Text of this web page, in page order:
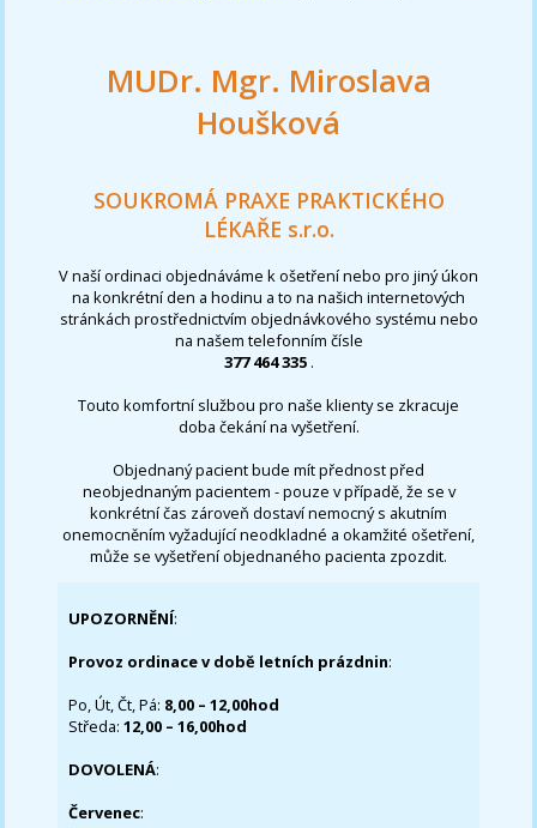
MUDr. Mgr. Miroslava
Houšková
SOUKROMÁ PRAXE PRAKTICKÉHO
LÉKAŘE s.r.o.
V naší ordinaci objednáváme k ošetření nebo pro jiný úkon
na konkrétní den a hodinu a to na našich internetových
stránkách prostřednictvím objednávkového systému nebo
na našem telefonním čísle
377 464 335 .
Touto komfortní službou pro naše klienty se zkracuje
doba čekání na vyšetření.
Objednaný pacient bude mít přednost před
neobjednaným pacientem - pouze v případě, že se v
konkrétní čas zároveň dostaví nemocný s akutním
onemocněním vyžadující neodkladné a okamžité ošetření,
může se vyšetření objednaného pacienta zpozdit.
UPOZORNĚNÍ:
Provoz ordinace v době letních prázdnin:
Po, Út, Čt, Pá: 8,00 – 12,00hod
Středa:12,00 – 16,00hod
DOVOLENÁ:
Červenec: